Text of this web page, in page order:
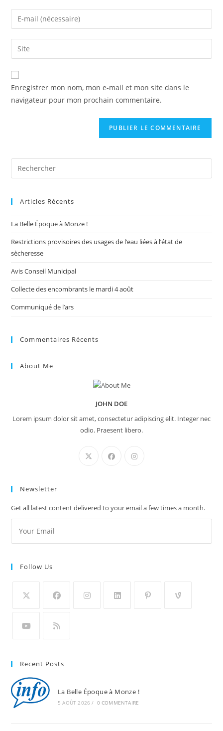
name
comment
Enter
your
email
address
comment
Saisir
l’URL
de
votre
(facultatif)
Enregistrer mon nom, mon e-mail et mon site dans le
navigateur pour mon prochain commentaire.
Articles Récents
La Belle Époque à Monze !
Restrictions provisoires des usages de l’eau liées à l’état de
sècheresse
Avis Conseil Municipal
Collecte des encombrants le mardi 4 août
Communiqué de l’ars
Commentaires Récents
About Me
JOHN DOE
Lorem ipsum dolor sit amet, consectetur adipiscing elit. Integer nec
odio. Praesent libero.
Newsletter
Get all latest content delivered to your email a few times a month.
Follow Us
Recent Posts
La Belle Époque à Monze !
5 AOÛT 2026 / 0 COMMENTAIRE